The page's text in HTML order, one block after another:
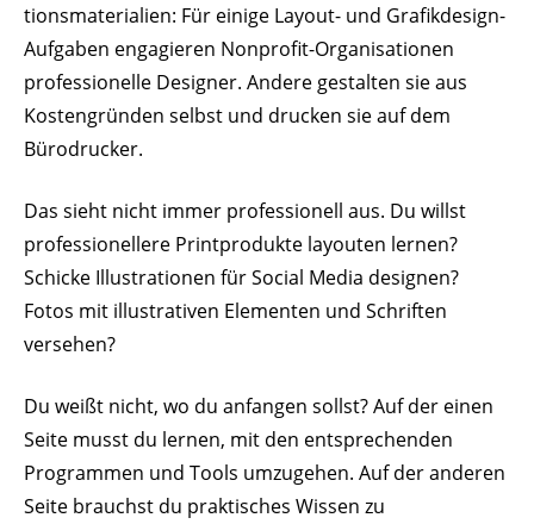
ti­ons­ma­te­rialien: Für einige Layout- und Grafik­design-
Aufgaben enga­gieren Nonprofit-Orga­ni­sa­tionen
profes­sio­nelle Designer. Andere gestalten sie aus
Kosten­gründen selbst und drucken sie auf dem
Bürodrucker.
Das sieht nicht immer profes­sionell aus. Du willst
profes­sio­nellere Print­pro­dukte layouten lernen?
Schicke Illus­tra­tionen für Social Media designen?
Fotos mit illus­tra­tiven Elementen und Schriften
versehen?
Du weißt nicht, wo du anfangen sollst? Auf der einen
Seite musst du lernen, mit den entspre­chenden
Programmen und Tools umzu­gehen. Auf der anderen
Seite brauchst du prak­ti­sches Wissen zu